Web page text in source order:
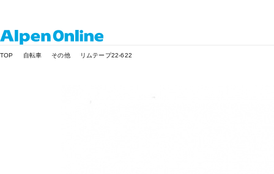
Online
TOP 自転車 その他 リムテープ22-622